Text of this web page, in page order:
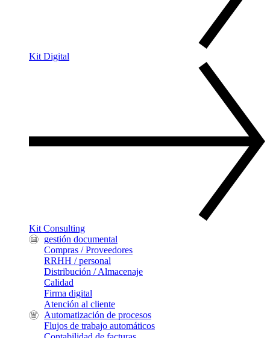
Kit Digital
Kit Consulting
gestión documental
Compras / Proveedores
RRHH / personal
Distribución / Almacenaje
Calidad
Firma digital
Atención al cliente
Automatización de procesos
Flujos de trabajo automáticos